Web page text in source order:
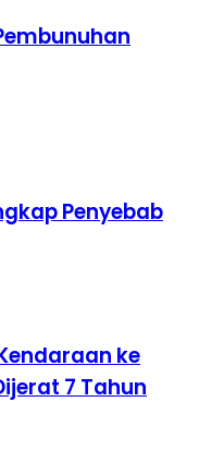
Penyebab
ke
7 Tahun